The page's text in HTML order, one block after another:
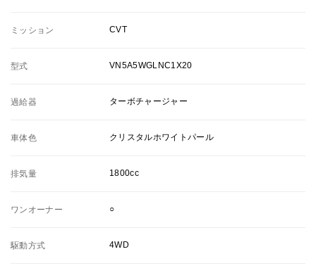
ミッション CVT
型式 VN5A5WGLNC1X20
過給器 ターボチャージャー
車体色 クリスタルホワイトパール
排気量 1800cc
ワンオーナー ○
駆動方式 4WD